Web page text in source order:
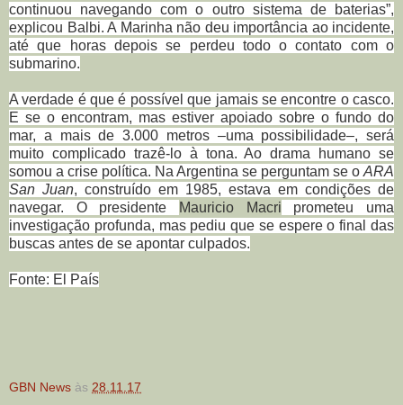
continuou navegando com o outro sistema de baterias”,
explicou Balbi. A Marinha não deu importância ao incidente,
até que horas depois se perdeu todo o contato com o
submarino.
A verdade é que é possível que jamais se encontre o casco.
E se o encontram, mas estiver apoiado sobre o fundo do
mar, a mais de 3.000 metros –uma possibilidade–, será
muito complicado trazê-lo à tona. Ao drama humano se
somou a crise política. Na Argentina se perguntam se o ARA
San Juan, construído em 1985, estava em condições de
navegar. O presidente
Mauricio Macri prometeu uma
investigação profunda, mas pediu que se espere o final das
buscas antes de se apontar culpados.
Fonte: El País
GBN News às 28.11.17